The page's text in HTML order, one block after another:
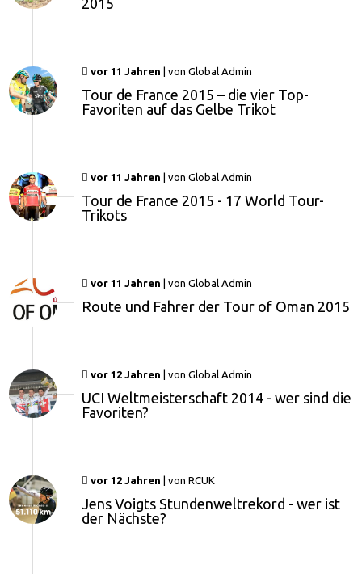
2015
vor 11 Jahren von Global Admin
Tour de France 2015 – die vier Top-
Favoriten auf das Gelbe Trikot
vor 11 Jahren von Global Admin
Tour de France 2015 - 17 World Tour-
Trikots
vor 11 Jahren von Global Admin
Route und Fahrer der Tour of Oman 2015
vor 12 Jahren von Global Admin
UCI Weltmeisterschaft 2014 - wer sind die
Favoriten?
vor 12 Jahren von RCUK
Jens Voigts Stundenweltrekord - wer ist
der Nächste?